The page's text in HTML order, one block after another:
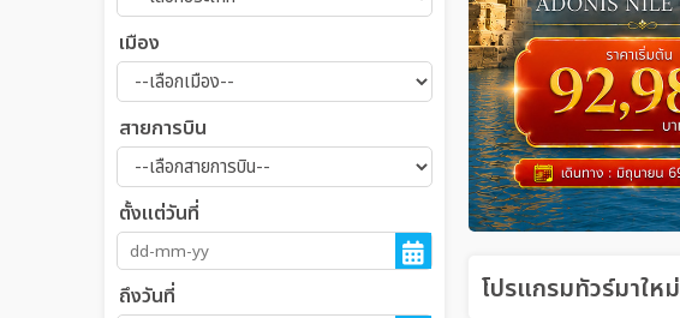
เมือง
สายการบิน
ตั้งแต่วันที่
ถึงวันที่ โปรแกรมทัวร์มาใหม่